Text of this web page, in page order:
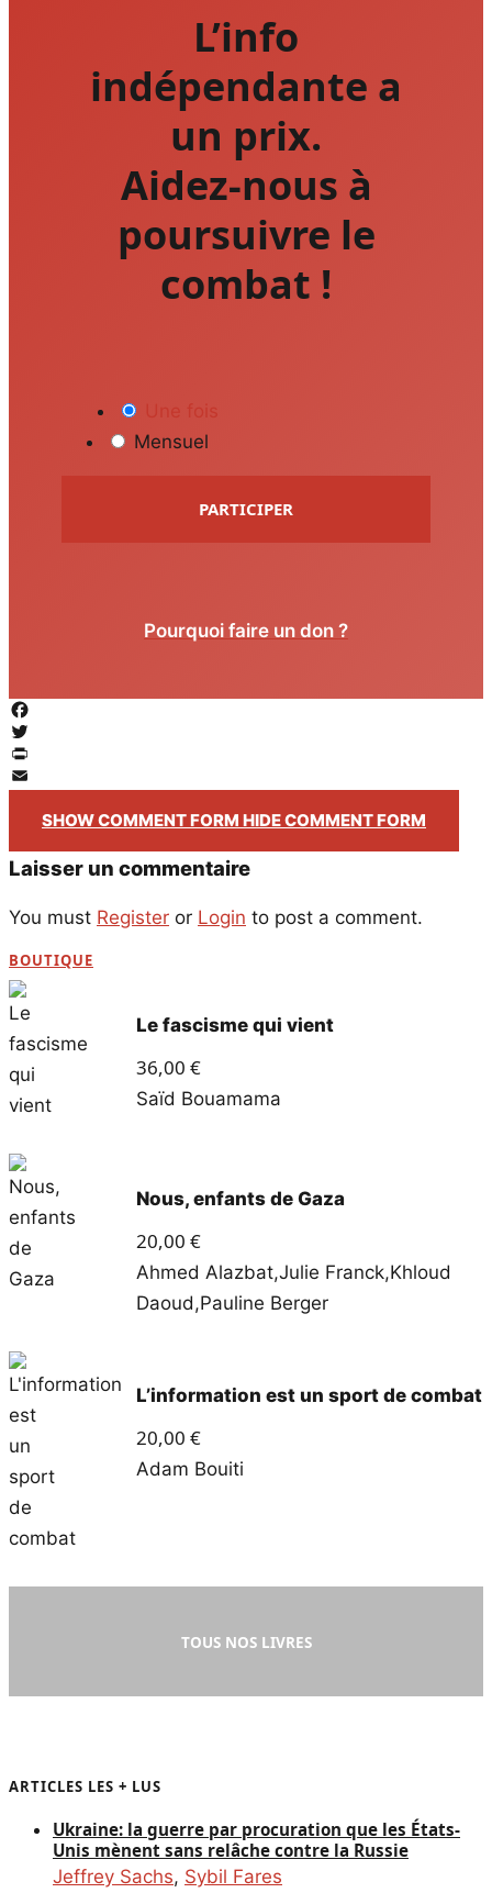
L’info
indépendante a
un prix.
Aidez-nous à
poursuivre le
combat !
Mensuel
PARTICIPER
Pourquoi faire un don ?
Facebook
Twitter
PrintFriendly
Email
SHOW COMMENT FORM HIDE COMMENT FORM
Laisser un commentaire
You must Register or Login to post a comment.
BOUTIQUE
Le fascisme qui vient
36,00 €
Saïd Bouamama
Nous, enfants de Gaza
20,00 €
Ahmed Alazbat,Julie Franck,Khloud
Daoud,Pauline Berger
L’information est un sport de combat
20,00 €
Adam Bouiti
TOUS NOS LIVRES
ARTICLES LES + LUS
Ukraine: la guerre par procuration que les États-
Unis mènent sans relâche contre la Russie
Jeffrey Sachs, Sybil Fares